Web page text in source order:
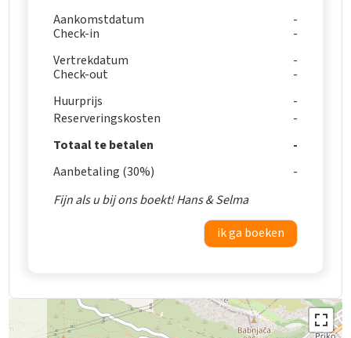
Aankomstdatum
Check-in
Vertrekdatum
Check-out
Huurprijs
Reserveringskosten
Totaal te betalen
Aanbetaling (30%)
Fijn als u bij ons boekt! Hans & Selma
ik ga boeken